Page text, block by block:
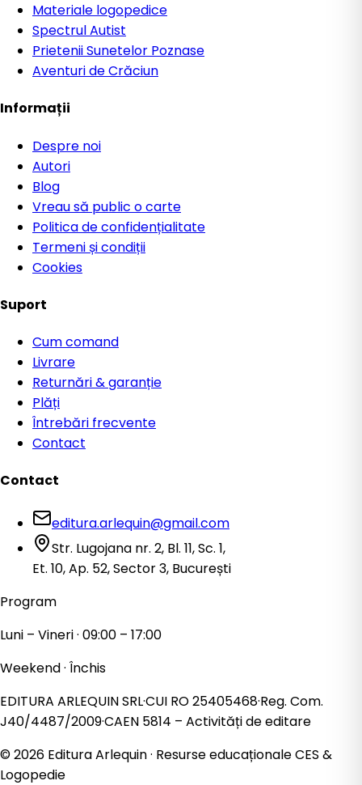
Materiale logopedice
Spectrul Autist
Prietenii Sunetelor Poznase
Aventuri de Crăciun
Informații
Despre noi
Autori
Blog
Vreau să public o carte
Politica de confidențialitate
Termeni și condiții
Cookies
Suport
Cum comand
Livrare
Returnări & garanție
Plăți
Întrebări frecvente
Contact
Contact
editura.arlequin@gmail.com
Str. Lugojana nr. 2, Bl. 11, Sc. 1,
Et. 10, Ap. 52, Sector 3, București
Program
Luni – Vineri · 09:00 – 17:00
Weekend · Închis
EDITURA ARLEQUIN SRL·CUI RO 25405468·Reg. Com.
J40/4487/2009·CAEN 5814 – Activități de editare
©2026 Editura Arlequin · Resurse educaționale CES &
Logopedie